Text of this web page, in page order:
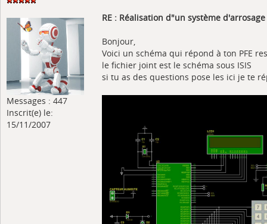
Messages : 447
Inscrit(e) le:
15/11/2007
RE : Réalisation d"un système
Bonjour,
Voici un schéma qui répond à ton PFE
le fichier joint est le schéma sous ISIS
si tu as des questions pose les ici je te